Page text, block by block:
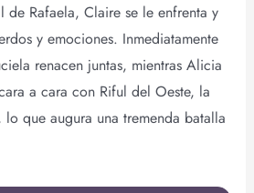
de Rafaela, Claire se le enfrenta y
y emociones. Inmediatamente
renacen juntas, mientras Alicia
a cara con Riful del Oeste, la
que augura una tremenda batalla